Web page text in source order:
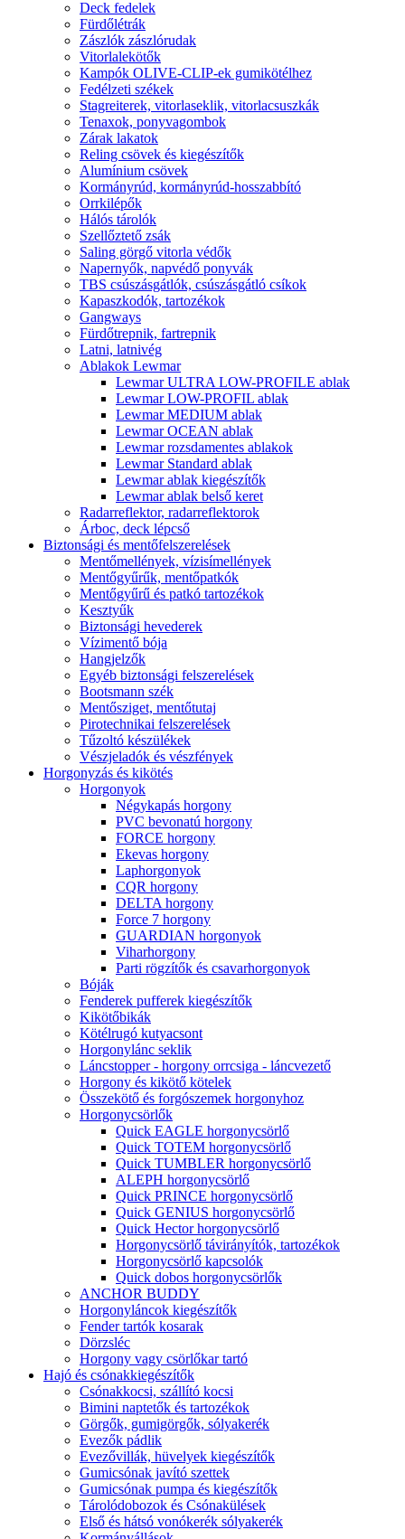
Deck fedelek
Fürdőlétrák
Zászlók zászlórudak
Vitorlalekötők
Kampók OLIVE-CLIP-ek gumikötélhez
Fedélzeti székek
Stagreiterek, vitorlaseklik, vitorlacsuszkák
Tenaxok, ponyvagombok
Zárak lakatok
Reling csövek és kiegészítők
Alumínium csövek
Kormányrúd, kormányrúd-hosszabbító
Orrkilépők
Hálós tárolók
Szellőztető zsák
Saling görgő vitorla védők
Napernyők, napvédő ponyvák
TBS csúszásgátlók, csúszásgátló csíkok
Kapaszkodók, tartozékok
Gangways
Fürdőtrepnik, fartrepnik
Latni, latnivég
Ablakok Lewmar
Lewmar ULTRA LOW-PROFILE ablak
Lewmar LOW-PROFIL ablak
Lewmar MEDIUM ablak
Lewmar OCEAN ablak
Lewmar rozsdamentes ablakok
Lewmar Standard ablak
Lewmar ablak kiegészítők
Lewmar ablak belső keret
Radarreflektor, radarreflektorok
Árboc, deck lépcső
Biztonsági és mentőfelszerelések
Mentőmellények, vízisímellények
Mentőgyűrűk, mentőpatkók
Mentőgyűrű és patkó tartozékok
Kesztyűk
Biztonsági hevederek
Vízimentő bója
Hangjelzők
Egyéb biztonsági felszerelések
Bootsmann szék
Mentősziget, mentőtutaj
Pirotechnikai felszerelések
Tűzoltó készülékek
Vészjeladók és vészfények
Horgonyzás és kikötés
Horgonyok
Négykapás horgony
PVC bevonatú horgony
FORCE horgony
Ekevas horgony
Laphorgonyok
CQR horgony
DELTA horgony
Force 7 horgony
GUARDIAN horgonyok
Viharhorgony
Parti rögzítők és csavarhorgonyok
Bóják
Fenderek pufferek kiegészítők
Kikötőbikák
Kötélrugó kutyacsont
Horgonylánc seklik
Láncstopper - horgony orrcsiga - láncvezető
Horgony és kikötő kötelek
Összekötő és forgószemek horgonyhoz
Horgonycsörlők
Quick EAGLE horgonycsörlő
Quick TOTEM horgonycsörlő
Quick TUMBLER horgonycsörlő
ALEPH horgonycsörlő
Quick PRINCE horgonycsörlő
Quick GENIUS horgonycsörlő
Quick Hector horgonycsörlő
Horgonycsörlő távirányítók, tartozékok
Horgonycsörlő kapcsolók
Quick dobos horgonycsörlők
ANCHOR BUDDY
Horgonyláncok kiegészítők
Fender tartók kosarak
Dörzsléc
Horgony vagy csörlőkar tartó
Hajó és csónakkiegészítők
Csónakkocsi, szállító kocsi
Bimini naptetők és tartozékok
Görgők, gumigörgők, sólyakerék
Evezők pádlik
Evezővillák, hüvelyek kiegészítők
Gumicsónak javító szettek
Gumicsónak pumpa és kiegészítők
Tárolódobozok és Csónakülések
Első és hátsó vonókerék sólyakerék